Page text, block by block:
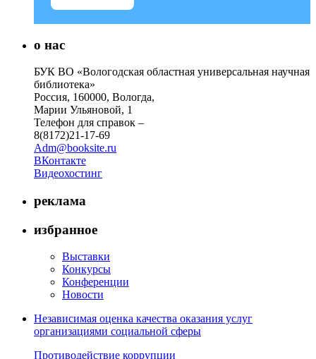
о нас
БУК ВО «Вологодская областная универсальная научная
библиотека»
Россия, 160000, Вологда,
Марии Ульяновой, 1
Телефон для справок –
8(8172)21-17-69
Adm@booksite.ru
ВКонтакте
Видеохостинг
реклама
избранное
Выставки
Конкурсы
Конференции
Новости
Независимая оценка качества оказания услуг
организациями социальной сферы
Противодействие коррупции